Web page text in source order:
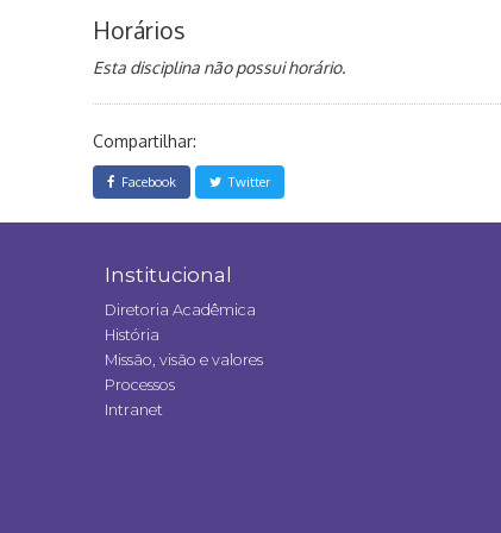
Horários
Esta disciplina não possui horário.
Compartilhar:
Facebook Twitter
Institucional
Diretoria Acadêmica
História
Missão, visão e valores
Processos
Intranet